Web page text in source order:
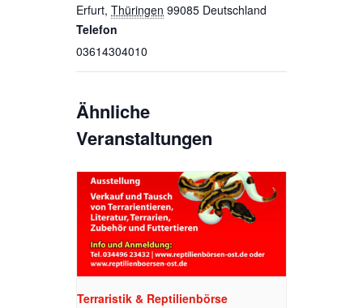
Erfurt, Thüringen 99085 Deutschland
Telefon
03614304010
Ähnliche
Veranstaltungen
Terraristik & Reptilienbörse